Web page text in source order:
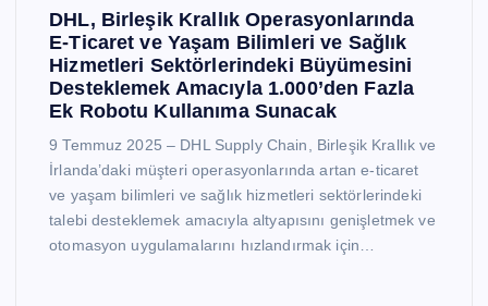
DHL, Birleşik Krallık Operasyonlarında
E-Ticaret ve Yaşam Bilimleri ve Sağlık
Hizmetleri Sektörlerindeki Büyümesini
Desteklemek Amacıyla 1.000’den Fazla
Ek Robotu Kullanıma Sunacak
9 Temmuz 2025 – DHL Supply Chain, Birleşik Krallık ve
İrlanda’daki müşteri operasyonlarında artan e-ticaret
ve yaşam bilimleri ve sağlık hizmetleri sektörlerindeki
talebi desteklemek amacıyla altyapısını genişletmek ve
otomasyon uygulamalarını hızlandırmak için…